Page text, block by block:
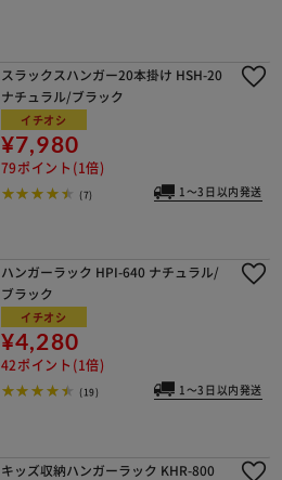
スラックスハンガー20本掛け HSH-20
ナチュラル/ブラック
イチオシ
¥7,980
79ポイント(1倍)
(7) 1～3日以内発送
ハンガーラック HPI-640 ナチュラル/
ブラック
イチオシ
¥4,280
42ポイント(1倍)
(19) 1～3日以内発送
キッズ収納ハンガーラック KHR-800